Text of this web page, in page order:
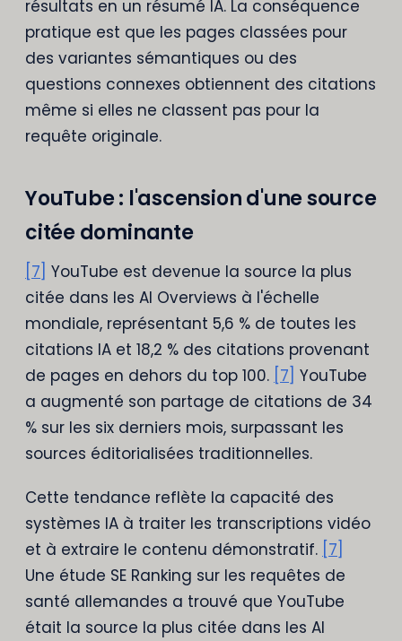
résultats en un résumé IA. La conséquence
pratique est que les pages classées pour
des variantes sémantiques ou des
questions connexes obtiennent des citations
même si elles ne classent pas pour la
requête originale.
YouTube : l'ascension d'une source
citée dominante
[7] YouTube est devenue la source la plus
citée dans les AI Overviews à l'échelle
mondiale, représentant 5,6 % de toutes les
citations IA et 18,2 % des citations provenant
de pages en dehors du top 100. [7] YouTube
a augmenté son partage de citations de 34
% sur les six derniers mois, surpassant les
sources éditorialisées traditionnelles.
Cette tendance reflète la capacité des
systèmes IA à traiter les transcriptions vidéo
et à extraire le contenu démonstratif. [7]
Une étude SE Ranking sur les requêtes de
santé allemandes a trouvé que YouTube
était la source la plus citée dans les AI